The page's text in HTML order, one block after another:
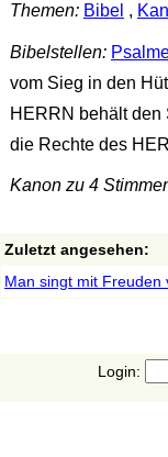
Themen: Bibel ,
Bibelstellen:
vom Sieg in den
HERRN behält den
die Rechte des
Kanon zu 4
Zuletzt angesehen:
Man singt mit Freuden
Login: